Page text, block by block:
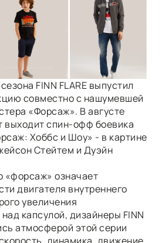
FINN FLARE выпустил
совместно с нашумевшей
«Форсаж». В августе
выходит спин-офф боевика
Хоббс и Шоу» - в картине
Стейтем и Дуэйн
«форсаж» означает
двигателя внутреннего
увеличения
капсулой, дизайнеры FINN
атмосферой этой серии